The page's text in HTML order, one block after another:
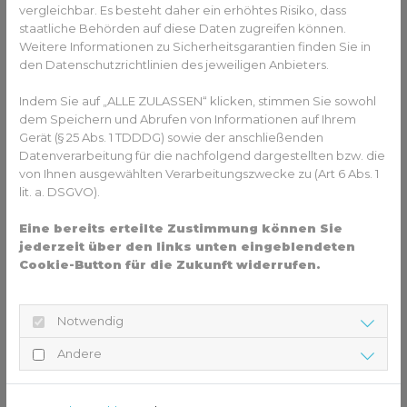
Expertensuche.
Nebenwirkungen von Methylphenidat
Nicht eingenommen werden darf Ritalin bei einem
erhöhten Augeninnendruck, einer
Schilddrüsenüberfunktion, einer gleichzeitigen Einnahme
bestimmter Mittel gegen Depressionen, bei bestimmten
Herz-Kreislauf-Erkrankungen und bei vorbestehenden
Aneurysma. Neben den erwünschten Wirkungen hat Ritalin
einige Nebenwirkungen: Kopfschmerzen,
Konzentrationsmangel, Geräuschempfindlichkeit,
können bei der Behandlung häufig vorkommen. Ebenfalls
häufig kommt es zu Appetitlosigkeit, manche Kinder
trinken auch zu wenig. Beides lässt sich abmildern, indem
das Medikament morgens nach dem Essen eingenommen
wird und die Hauptmahlzeit abends gegessen wird, denn
vergleichbar. Es besteht daher ein erhöhtes Risiko, dass
staatliche Behörden auf diese Daten zugreifen können.
Weitere Informationen zu Sicherheitsgarantien finden Sie in
den Datenschutzrichtlinien des jeweiligen Anbieters.
Indem Sie auf „ALLE ZULASSEN“ klicken, stimmen Sie sowohl
dem Speichern und Abrufen von Informationen auf Ihrem
Gerät (§ 25 Abs. 1 TDDDG) sowie der anschließenden
Datenverarbeitung für die nachfolgend dargestellten bzw. die
von Ihnen ausgewählten Verarbeitungszwecke zu (Art 6 Abs. 1
lit. a. DSGVO).
Eine bereits erteilte Zustimmung können Sie
jederzeit über den links unten eingeblendeten
Cookie-Button für die Zukunft widerrufen.
Notwendig
Andere